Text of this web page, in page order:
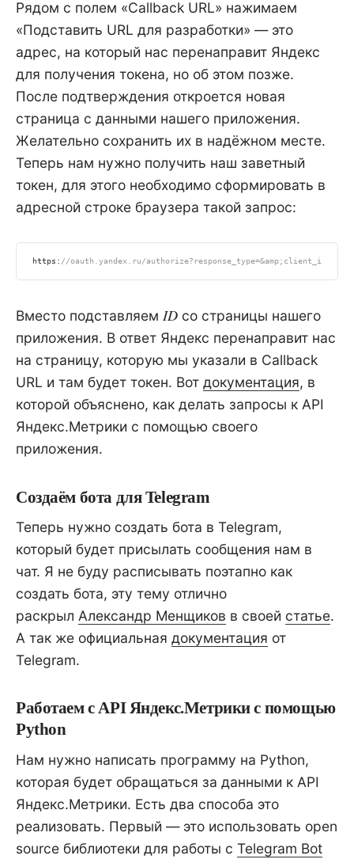
Рядом с полем «Callback URL» нажимаем
«Подставить URL для разработки» — это
адрес, на который нас перенаправит Яндекс
для получения токена, но об этом позже.
После подтверждения откроется новая
страница с данными нашего приложения.
Желательно сохранить их в надёжном месте.
Теперь нам нужно получить наш заветный
токен, для этого необходимо сформировать в
адресной строке браузера такой запрос:
https: //oauth.yandex.ru/authorize?response_type=&amp;client_id=
Вместо подставляем ID со страницы нашего
приложения. В ответ Яндекс перенаправит нас
на страницу, которую мы указали в Callback
URL и там будет токен. Вот документация, в
которой объяснено, как делать запросы к API
Яндекс.Метрики с помощью своего
приложения.
Создаём бота для Telegram
Теперь нужно создать бота в Telegram,
который будет присылать сообщения нам в
чат. Я не буду расписывать поэтапно как
создать бота, эту тему отлично
раскрыл Александр Менщиков в своей статье.
А так же официальная документация от
Telegram.
Работаем с API Яндекс.Метрики с помощью
Python
Нам нужно написать программу на Python,
которая будет обращаться за данными к API
Яндекс.Метрики. Есть два способа это
реализовать. Первый — это использовать open
source библиотеки для работы с Telegram Bot